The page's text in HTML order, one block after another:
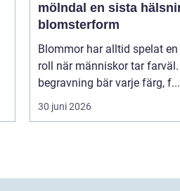
mölndal en sista hälsning i
blomsterform
Blommor har alltid spelat
roll när människor tar farväl.
begravning bär varje färg, f...
30 juni 2026